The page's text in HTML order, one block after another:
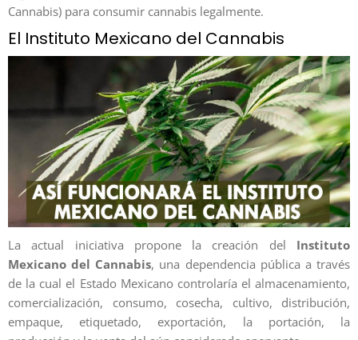
Cannabis) para consumir cannabis legalmente.
El Instituto Mexicano del Cannabis
La actual iniciativa propone la creación del Instituto
Mexicano del Cannabis, una dependencia pública a través
de la cual el Estado Mexicano controlaría el almacenamiento,
comercialización, consumo, cosecha, cultivo, distribución,
empaque, etiquetado, exportación, la portación, la